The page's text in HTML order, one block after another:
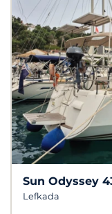
Sun Odyssey
Lefkada